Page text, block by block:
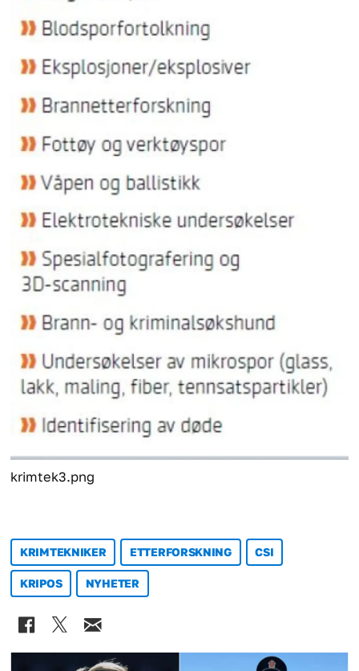
krimtek3.png
KRIMTEKNIKER ETTERFORSKNING CSI
KRIPOS NYHETER